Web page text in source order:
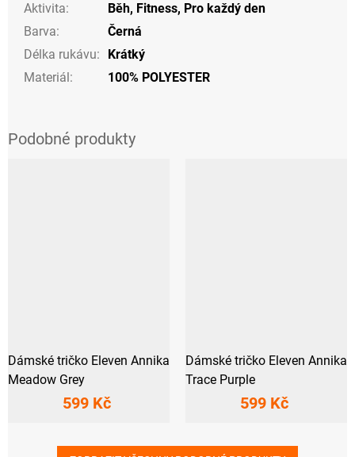
Aktivita: Běh, Fitness, Pro každý den
Barva:
Černá
Délka rukávu:
Krátký
Materiál: 100% POLYESTER
Dámské tričko Eleven Annika
Meadow Grey
599 Kč
Dámské tričko Eleven Annika
Trace Purple
599 Kč